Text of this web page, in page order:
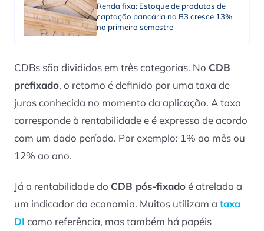
Renda fixa: Estoque de produtos de
captação bancária na B3 cresce 13%
no primeiro semestre
CDBs são divididos em três categorias. No CDB
prefixado, o retorno é definido por uma taxa de
juros conhecida no momento da aplicação. A taxa
corresponde à rentabilidade e é expressa de acordo
com um dado período. Por exemplo: 1% ao mês ou
12% ao ano.
Já a rentabilidade do CDB pós-fixadoé atrelada a
um indicador da economia. Muitos utilizam a taxa
DI como referência, mas também há papéis